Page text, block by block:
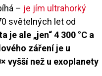
– je jím ultrahorký
světelných let od
ale „jen“ 4 300 °C a
záření je u
vyšší než u exoplanety